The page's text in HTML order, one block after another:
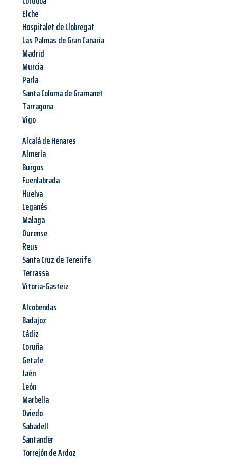
Elche
Hospitalet de Llobregat
Las Palmas de Gran Canaria
Madrid
Murcia
Parla
Santa Coloma de Gramanet
Tarragona
Vigo
Alcalá de Henares
Almería
Burgos
Fuenlabrada
Huelva
Leganés
Malaga
Ourense
Reus
Santa Cruz de Tenerife
Terrassa
Vitoria-Gasteiz
Alcobendas
Badajoz
Cádiz
Coruña
Getafe
Jaén
León
Marbella
Oviedo
Sabadell
Santander
Torrejón de Ardoz